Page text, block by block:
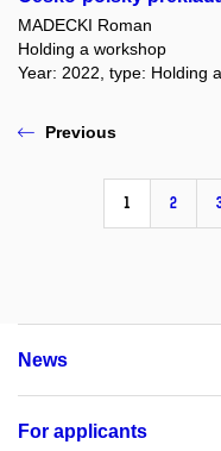
MADECKI Roman
Holding a workshop
Year: 2022, type: Holding
Previous
1 2
News
For applicants